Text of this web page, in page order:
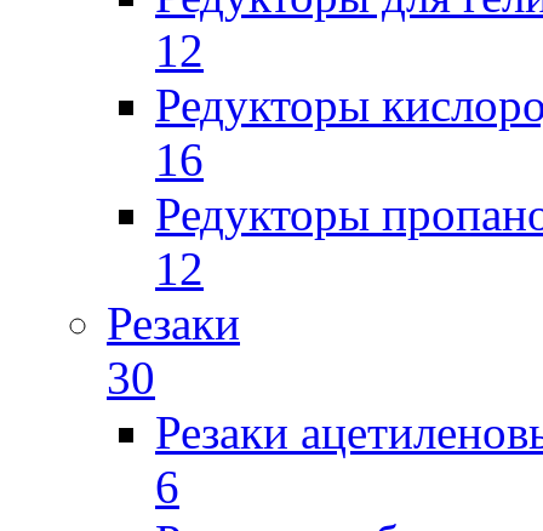
12
Редукторы
16
Редукторы
12
Резаки
30
Резаки
6